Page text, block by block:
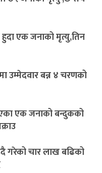
हुदा एक जनाको मृत्यु,तिन
उम्मेदवार बन्न ४ चरणको
एक जनाको बन्दुकको
गरेको चार लाख बढिको